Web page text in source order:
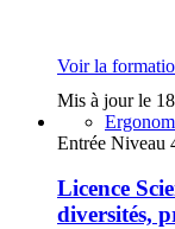
Voir la
Mis à jour le
Entrée Niveau
Licence
diversités,